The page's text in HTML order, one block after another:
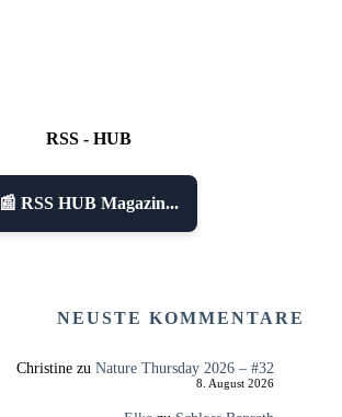
RSS - HUB
📰 RSS HUB Magazin...
NEUSTE KOMMENTARE
Christinezu Nature Thursday 2026 – #32
8. August 2026